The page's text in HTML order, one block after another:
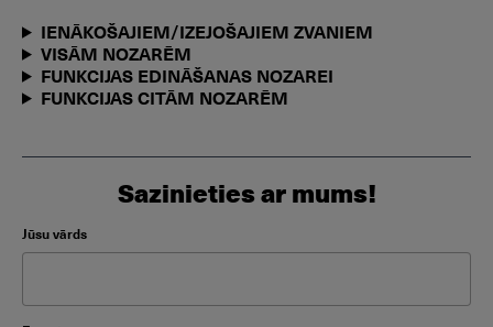
IENĀKOŠAJIEM/IZEJOŠAJIEM ZVANIEM
VISĀM NOZARĒM
FUNKCIJAS EDINĀŠANAS NOZAREI
FUNKCIJAS CITĀM NOZARĒM
Sazinieties ar mums!
Jūsu vārdsleave this field empty.